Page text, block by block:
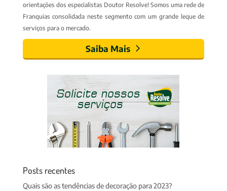
orientações dos especialistas Doutor Resolve! Somos uma rede de
Franquias consolidada neste segmento com um grande leque de
serviços para o mercado.
Saiba Mais
Posts recentes
Quais são as tendências de decoração para 2023?